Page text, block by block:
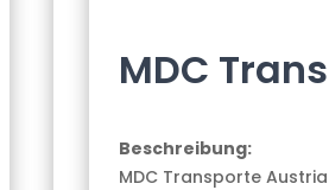
MDC
Beschreibung:
MDC Transporte